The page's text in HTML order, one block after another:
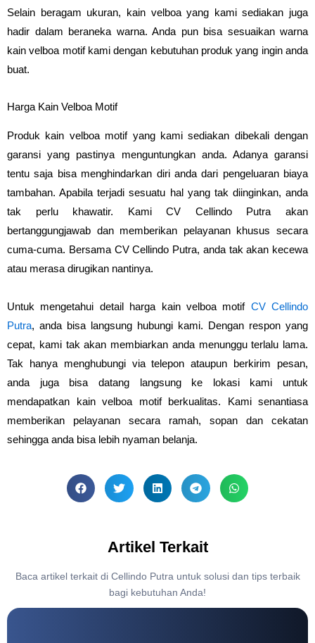
Selain beragam ukuran, kain velboa yang kami sediakan juga
hadir dalam beraneka warna. Anda pun bisa sesuaikan warna
kain velboa motif kami dengan kebutuhan produk yang ingin anda
buat.
Harga Kain Velboa Motif
Produk kain velboa motif yang kami sediakan dibekali dengan
garansi yang pastinya menguntungkan anda. Adanya garansi
tentu saja bisa menghindarkan diri anda dari pengeluaran biaya
tambahan. Apabila terjadi sesuatu hal yang tak diinginkan, anda
tak perlu khawatir. Kami CV Cellindo Putra akan
bertanggungjawab dan memberikan pelayanan khusus secara
cuma-cuma. Bersama CV Cellindo Putra, anda tak akan kecewa
atau merasa dirugikan nantinya.
Untuk mengetahui detail harga kain velboa motif CV Cellindo
Putra, anda bisa langsung hubungi kami. Dengan respon yang
cepat, kami tak akan membiarkan anda menunggu terlalu lama.
Tak hanya menghubungi via telepon ataupun berkirim pesan,
anda juga bisa datang langsung ke lokasi kami untuk
mendapatkan kain velboa motif berkualitas. Kami senantiasa
memberikan pelayanan secara ramah, sopan dan cekatan
sehingga anda bisa lebih nyaman belanja.
Artikel Terkait
Baca artikel terkait di Cellindo Putra untuk solusi dan tips terbaik
bagi kebutuhan Anda!